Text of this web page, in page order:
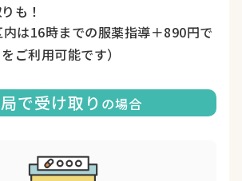
も！
内は16時までの服薬指導＋890円で
ご利用可能です）
で受け取り の場合